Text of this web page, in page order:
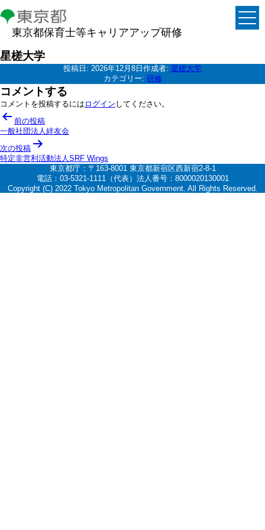
東京都保育士等キャリアアップ研修
星槎大学
投稿日: 2026年12月8日 作成者: 星槎大学
カテゴリー: 研修
コメントする
コメントを投稿するには ログイン してください。
投
稿
ナ
ビ
ー
前の投稿
一般社団法人絆友会
次の投稿
特定非営利活動法人SRF Wings
東京都庁：〒163-8001 東京都新宿区西新宿2-8-1
電話：03-5321-1111（代表）法人番号：8000020130001
Copyright (C) 2022 Tokyo Metropolitan Government. All Rights Reserved.